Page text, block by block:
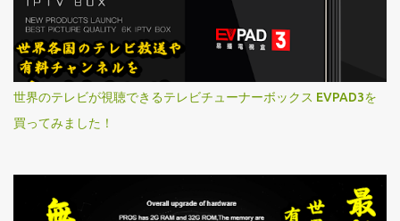
世界のテレビが視聴できるテレビチューナーボックス EVPAD3を
買ってみました！